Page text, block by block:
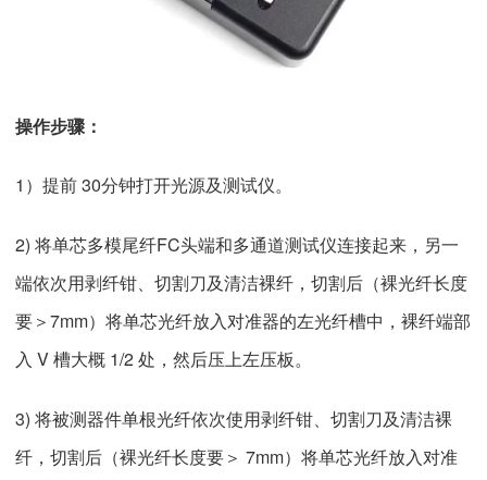
操作步骤：
1）提前 30分钟打开光源及测试仪。
2) 将单芯多模尾纤FC头端和多通道测试仪连接起来，另一
端依次用剥纤钳、切割刀及清洁裸纤，切割后（裸光纤长度
要＞7mm）将单芯光纤放入对准器的左光纤槽中，裸纤端部
入 V 槽大概 1/2 处，然后压上左压板。
3) 将被测器件单根光纤依次使用剥纤钳、切割刀及清洁裸
纤，切割后（裸光纤长度要＞ 7mm）将单芯光纤放入对准